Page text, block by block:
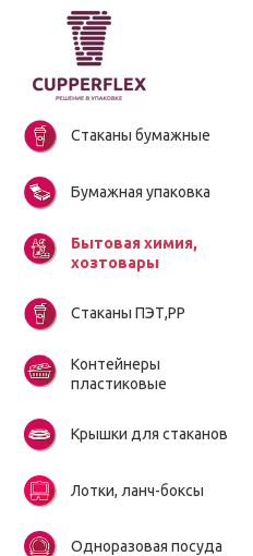
Стаканы бумажные
Бумажная упаковка
Бытовая химия,
хозтовары
Стаканы ПЭТ,РР
Контейнеры
пластиковые
Крышки для стаканов
Лотки, ланч-боксы
Одноразовая посуда